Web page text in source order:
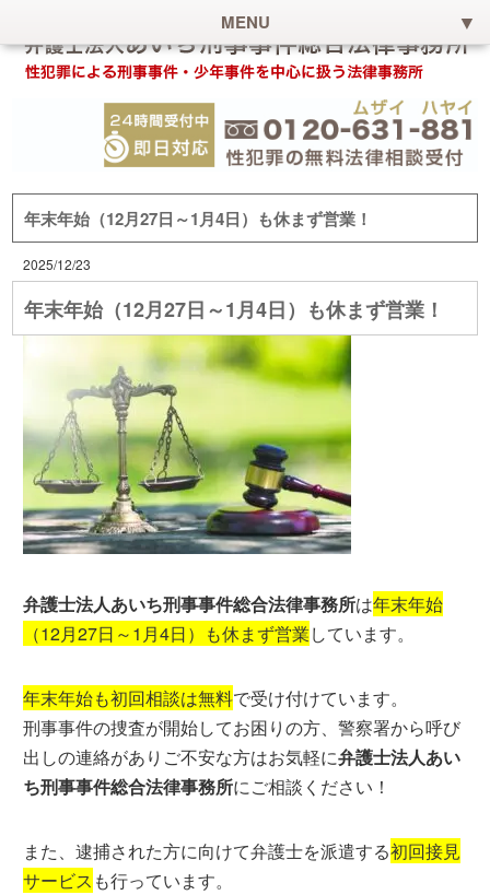
MENU
年末年始（12月27日～1月4日）も休まず営業！
2025/12/23
年末年始（12月27日～1月4日）も休まず営業！
弁護士法人あいち刑事事件総合法律事務所は年末年始
（12月27日～1月4日）も休まず営業しています。
年末年始も初回相談は無料で受け付けています。
刑事事件の捜査が開始してお困りの方、警察署から呼び
出しの連絡がありご不安な方はお気軽に弁護士法人あい
ち刑事事件総合法律事務所にご相談ください！
また、逮捕された方に向けて弁護士を派遣する初回接見
サービス も行っています。